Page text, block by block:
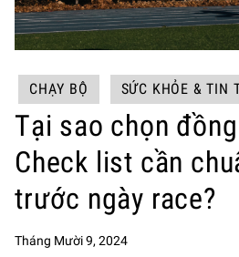
CHẠY BỘ SỨC KHỎE & TIN
Tại sao chọn
Check list cần
trước ngày race?
Tháng Mười 9, 2024